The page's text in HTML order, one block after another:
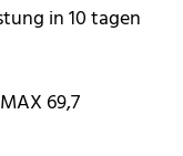
in 10 tagen
69,7